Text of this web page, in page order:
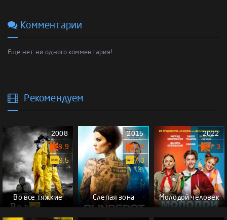
Комментарии
Еще нет ни одного комментария!
Рекомендуем
Во все тяжкие
2008
8.9
9.5
Слепая зона
2015
7.0
7.3
Молодой человек
2022
7.3